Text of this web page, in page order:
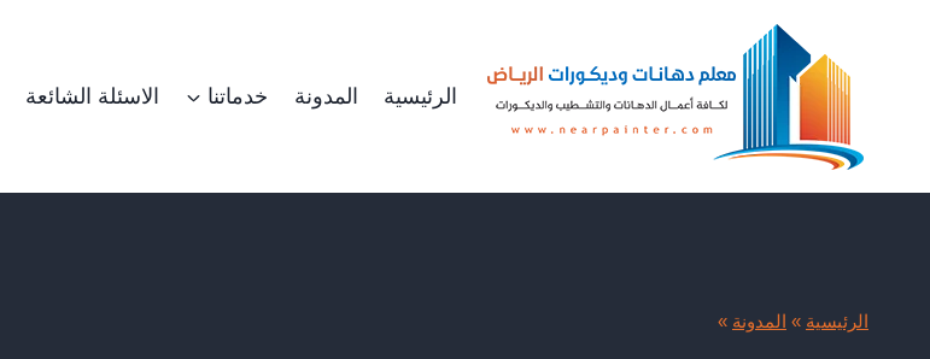
الرئيسية المدونة خدماتنا الاسئلة الشائعة
الرئيسية » المدونة »